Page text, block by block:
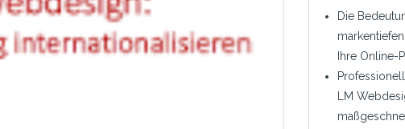
Die
Ihre Online-
LM